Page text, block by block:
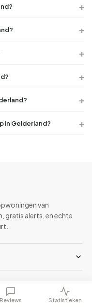
in Gelderland?
Reviews Statistieken
van
gratis alerts, en echte